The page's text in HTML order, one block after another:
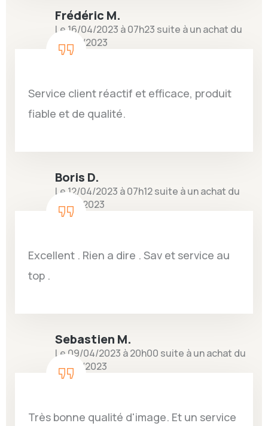
Frédéric M.
Le 16/04/2023 à 07h23 suite à un achat du
03/04/2023
Service client réactif et efficace, produit
fiable et de qualité.
Boris D.
Le 12/04/2023 à 07h12 suite à un achat du
31/03/2023
Excellent . Rien a dire . Sav et service au
top .
Sebastien M.
Le 09/04/2023 à 20h00 suite à un achat du
29/03/2023
Très bonne qualité d'image. Et un service